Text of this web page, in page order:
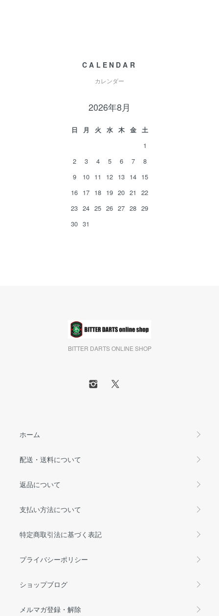
CALENDAR
カレンダー
2026年8月
日 月 火 水 木 金
土
1
2
3 4 5 6 7
8
9
10 11 12 13 14 15
16 17 18 19 20 21
22
23 24 25 26 27 28 29
30 31
BITTER DARTS ONLINE SHOP
ホーム
配送・送料について
返品について
支払い方法について
特定商取引法に基づく表記
プライバシーポリシー
ショップブログ
メルマガ登録・解除